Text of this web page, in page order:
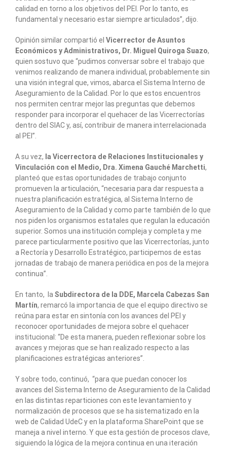
calidad en torno a los objetivos del PEI. Por lo tanto, es
fundamental y necesario estar siempre articulados”, dijo.
Opinión similar compartió el Vicerrector de Asuntos
Económicos y Administrativos, Dr. Miguel Quiroga Suazo,
quien sostuvo que “pudimos conversar sobre el trabajo que
venimos realizando de manera individual, probablemente sin
una visión integral que, vimos, abarca el Sistema Interno de
Aseguramiento de la Calidad. Por lo que estos encuentros
nos permiten centrar mejor las preguntas que debemos
responder para incorporar el quehacer de las Vicerrectorías
dentro del SIAC y, así, contribuir de manera interrelacionada
al PEI”.
A su vez, la Vicerrectora de Relaciones Institucionales y
Vinculación con el Medio, Dra. Ximena Gauché Marchetti,
planteó que estas oportunidades de trabajo conjunto
promueven la articulación, “necesaria para dar respuesta a
nuestra planificación estratégica, al Sistema Interno de
Aseguramiento de la Calidad y como parte también de lo que
nos piden los organismos estatales que regulan la educación
superior. Somos una institución compleja y completa y me
parece particularmente positivo que las Vicerrectorías, junto
a Rectoría y Desarrollo Estratégico, participemos de estas
jornadas de trabajo de manera periódica en pos de la mejora
continua”.
En tanto, la Subdirectora de la DDE, Marcela Cabezas San
Martín, remarcó la importancia de que el equipo directivo se
reúna para estar en sintonía con los avances del PEI y
reconocer oportunidades de mejora sobre el quehacer
institucional: “De esta manera, pueden reflexionar sobre los
avances y mejoras que se han realizado respecto a las
planificaciones estratégicas anteriores”.
Y sobre todo, continuó, “para que puedan conocer los
avances del Sistema Interno de Aseguramiento de la Calidad
en las distintas reparticiones con este levantamiento y
normalización de procesos que se ha sistematizado en la
web de Calidad UdeC y en la plataforma SharePoint que se
maneja a nivel interno. Y que esta gestión de procesos clave,
siguiendo la lógica de la mejora continua en una iteración